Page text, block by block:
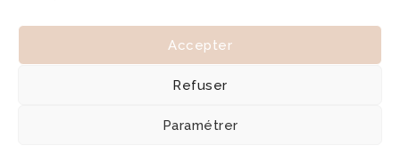
Accepter
Refuser
Paramétrer
© 2026 | Tous droits réservés à Audemus